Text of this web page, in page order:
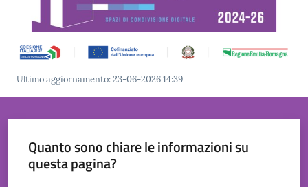
Ultimo aggiornamento:23-06-2026 14:39
Quanto sono chiare le informazioni su
questa pagina?